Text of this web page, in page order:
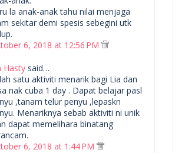
la anak-anak tahu nilai menjaga
sekitar demi spesis sebegini utk
6, 2018 at 12:56 PM
Hasty said…
satu aktiviti menarik bagi Lia dan
nak cuba 1 day . Dapat belajar pasl
,tanam telur penyu ,lepaskn
Menariknya sebab aktiviti ni unik
dapat memelihara binatang
6, 2018 at 1:44 PM